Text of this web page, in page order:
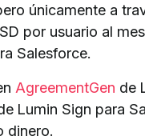
únicamente a
por usuario al
Salesforce.
AgreementGen de
Lumin Sign para
dinero.